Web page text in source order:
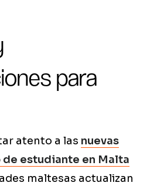
para
atento a las nuevas
estudiante en Malta
maltesas actualizan